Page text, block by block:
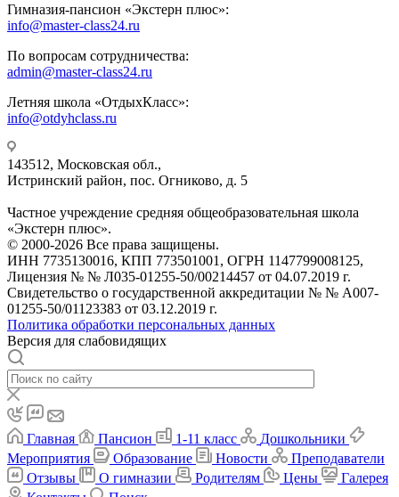
Гимназия-пансион «Экстерн плюс»:
info@master-class24.ru
По вопросам сотрудничества:
admin@master-class24.ru
Летняя школа «ОтдыхКласс»:
info@otdyhclass.ru
143512, Московская обл.,
Истринский район, пос. Огниково, д. 5
Частное учреждение средняя общеобразовательная школа
«Экстерн плюс».
© 2000-2026 Все права защищены.
ИНН 7735130016, КПП 773501001, ОГРН 1147799008125,
Лицензия № № Л035-01255-50/00214457 от 04.07.2019 г.
Свидетельство о государственной аккредитации № № А007-
01255-50/01123383 от 03.12.2019 г.
Политика обработки персональных данных
Версия для слабовидящих
Главная Пансион 1-11 класс
Дошкольники
Мероприятия
Образование Новости
Преподаватели
Отзывы
О гимназии Родителям Цены
Галерея